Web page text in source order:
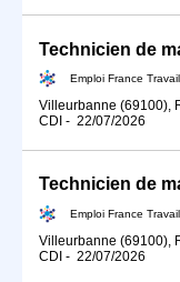
Technicien de
Emploi France Travail
Villeurbanne (69100),
CDI - 22/07/2026
Technicien de
Emploi France Travail
Villeurbanne (69100),
CDI - 22/07/2026